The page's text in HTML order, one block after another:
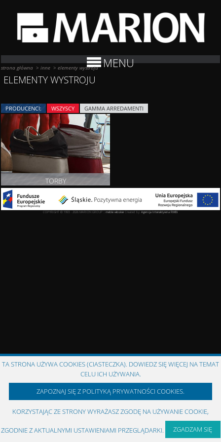
MENU
strona główna >inne >elementy wystroju
ELEMENTY WYSTROJU
PRODUCENCI: WSZYSCY GAMMA ARREDAMENTI
TORBY
ZOBACZ PRODUKT
COPYRIGHT © 1993 - 2026 MARION GROUP ::meble włoskieCreated by:Agencja Interaktywna RMBi
TA STRONA UŻYWA COOKIES (CIASTECZKA). DOWIEDZ SIĘ WIĘCEJ NA TEMAT
CELU ICH UŻYWANIA.
ZAPOZNAJ SIĘ Z POLITYKĄ PRYWATNOŚCI COOKIES.
KORZYSTAJĄC ZE STRONY WYRAŻASZ ZGODĘ NA UŻYWANIE COOKIE,
ZGODNIE Z AKTUALNYMI USTAWIENIAMI PRZEGLĄDARKI. ZGADZAM SIĘ